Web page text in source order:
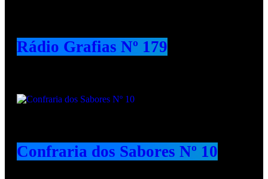
Rádio Grafias Nº 179
Confraria dos Sabores Nº 10